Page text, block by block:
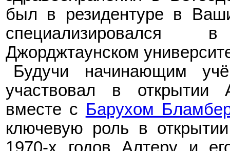
был в резидентуре в
Джорджтаунском
Будучи начинающим
участвовал в открытии
вместе с Барухом
ключевую роль в
1970-х годов Алтеру и